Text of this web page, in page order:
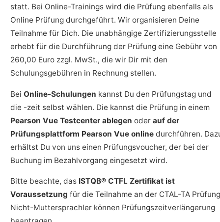
statt. Bei Online-Trainings wird die Prüfung ebenfalls als
Online Prüfung durchgeführt. Wir organisieren Deine
Teilnahme für Dich. Die unabhängige Zertifizierungsstelle
erhebt für die Durchführung der Prüfung eine Gebühr von
260,00 Euro zzgl. MwSt., die wir Dir mit den
Schulungsgebühren in Rechnung stellen.
Bei Online-Schulungen kannst Du den Prüfungstag und
die -zeit selbst wählen. Die kannst die Prüfung in einem
Pearson Vue Testcenter ablegen oder auf der
Prüfungsplattform Pearson Vue online durchführen.
erhältst Du von uns einen Prüfungsvoucher, der bei der
Buchung im Bezahlvorgang eingesetzt wird.
Bitte beachte, das ISTQB® CTFL Zertifikat ist
Voraussetzung für die Teilnahme an der CTAL-TA
Nicht-Muttersprachler können Prüfungszeitverlängerung